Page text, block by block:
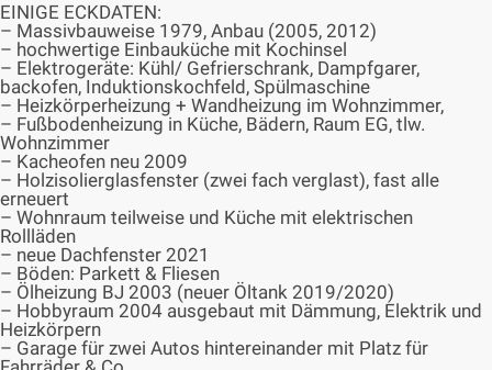
EINIGE ECKDATEN:
– Massivbauweise 1979, Anbau (2005, 2012)
– hochwertige Einbauküche mit Kochinsel
– Elektrogeräte: Kühl/ Gefrierschrank, Dampfgarer,
backofen, Induktionskochfeld, Spülmaschine
– Heizkörperheizung + Wandheizung im Wohnzimmer,
– Fußbodenheizung in Küche, Bädern, Raum EG, tlw.
Wohnzimmer
– Kacheofen neu 2009
– Holzisolierglasfenster (zwei fach verglast), fast alle
erneuert
– Wohnraum teilweise und Küche mit elektrischen
Rollläden
– neue Dachfenster 2021
– Böden: Parkett & Fliesen
– Ölheizung BJ 2003 (neuer Öltank 2019/2020)
– Hobbyraum 2004 ausgebaut mit Dämmung, Elektrik und
Heizkörpern
– Garage für zwei Autos hintereinander mit Platz für